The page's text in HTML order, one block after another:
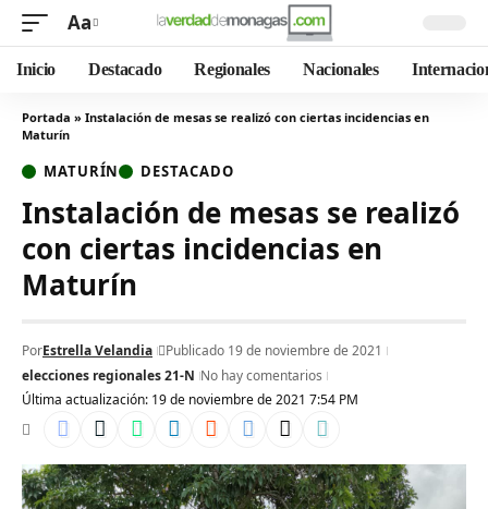
Aa
Inicio Destacado Regionales Nacionales
Portada » Instalación de mesas se realizó con ciertas incidencias en
Maturín
MATURÍN DESTACADO
Instalación de mesas se realizó
con ciertas incidencias en
Maturín
Última actualización: 19 de noviembre de 2021 7:54 PM
PorEstrella Velandia
Publicado 19 de noviembre de 2021
elecciones regionales 21-N No hay comentarios